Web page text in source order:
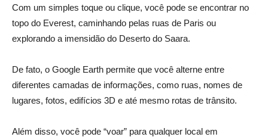
Com um simples toque ou clique, você pode se encontrar no
topo do Everest, caminhando pelas ruas de Paris ou
explorando a imensidão do Deserto do Saara.
De fato, o Google Earth permite que você alterne entre
diferentes camadas de informações, como ruas, nomes de
lugares, fotos, edifícios 3D e até mesmo rotas de trânsito.
Além disso, você pode “voar” para qualquer local em